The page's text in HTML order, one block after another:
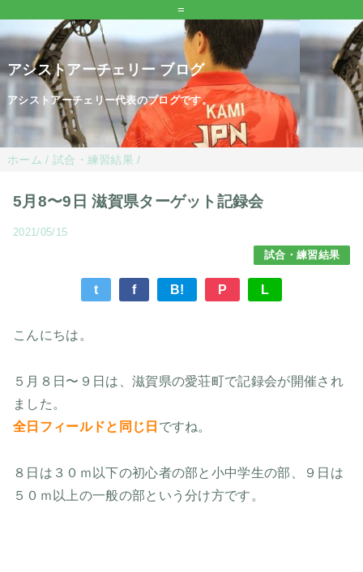
=
アシストアーチェリー ブログ
アシストアーチェリー代表のブログです。
ホーム / 試合・練習結果 /
5月8〜9日 滋賀県ターゲット記録会
2021/05/15
試合・練習結果
t f B! P L
こんにちは。
５月８日〜９日は、滋賀県の愛荘町で記録会が開催され
ました。
全日フィールドと同じ日 ですね。
８日は３０ｍ以下の初心者の部と小中学生の部、９日は
５０ｍ以上の一般の部という分け方です。